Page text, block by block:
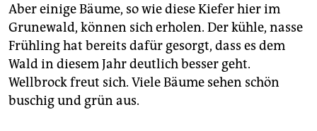
Aber einige Bäume, so wie diese Kiefer hier im
Grunewald, können sich erholen. Der kühle, nasse
Frühling hat bereits dafür gesorgt, dass es dem
Wald in diesem Jahr deutlich besser geht.
Wellbrock freut sich. Viele Bäume sehen schön
buschig und grün aus.